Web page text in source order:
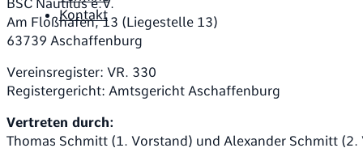
Kontakt
Am Floßhafen, 13 (Liegestelle 13)
63739 Aschaffenburg
Vereinsregister: VR. 330
Registergericht: Amtsgericht Aschaffenburg
Vertreten durch:
Thomas Schmitt (1. Vorstand) und Alexander Schmitt (2.